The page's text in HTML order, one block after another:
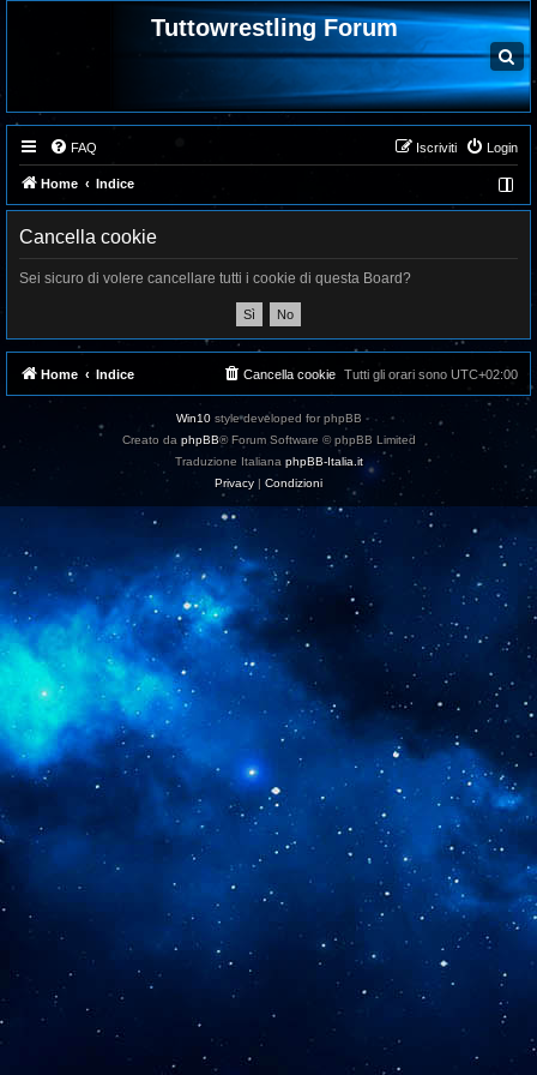
Tuttowrestling Forum
C
e
r
c
a
FAQ Login
Iscriviti
Home Indice
Cancella cookie
Sei sicuro di volere cancellare tutti i cookie di questa Board?
Home Indice Tutti gli orari sono UTC+02:00
Cancella cookie
Win10style developed for phpBB
Creato da phpBB® Forum Software © phpBB Limited
Traduzione Italiana phpBB-Italia.it
Privacy | Condizioni